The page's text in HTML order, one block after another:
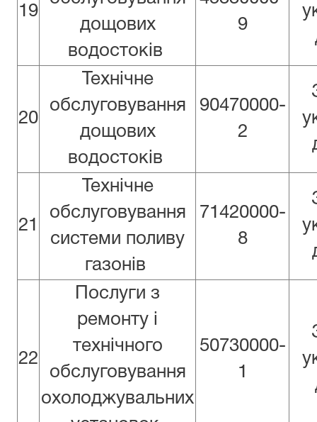
19
дощових
водостоків
9
20
Технічне
обслуговування
дощових
водостоків
90470000-
2
21
Технічне
обслуговування
системи поливу
газонів
71420000-
8
22
Послуги з
ремонту і
технічного
обслуговування
охолоджувальних
50730000-
1